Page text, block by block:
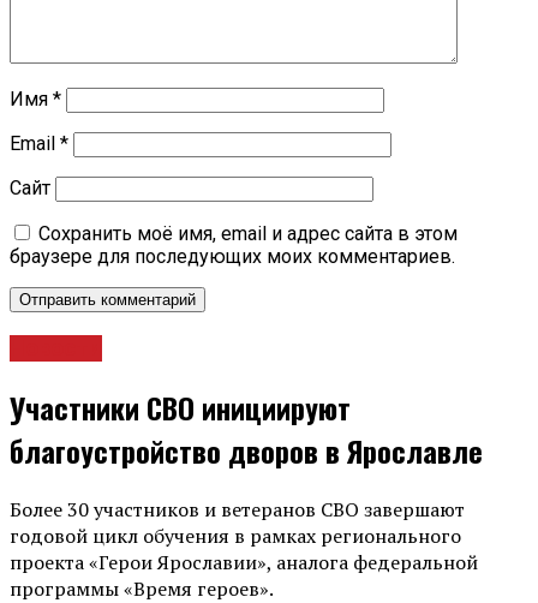
Имя *
Email *
Сайт
Сохранить моё имя, email и адрес сайта в этом
браузере для последующих моих комментариев.
Участники СВО инициируют
благоустройство дворов в Ярославле
Более 30 участников и ветеранов СВО завершают
годовой цикл обучения в рамках регионального
проекта «Герои Ярославии», аналога федеральной
программы «Время героев».